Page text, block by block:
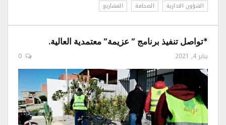
الشؤون الادارية
الصحافة المشاريع
*تواصل تنفيذ برنامج ” عزيمة” معتمدية العالية.
يناير 4, 2021